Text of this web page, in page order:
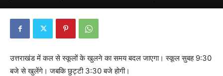
उत्तराखंड में कल से स्कूलों के खुलने का समय बदल जाएगा। स्कूल सुबह 9:30
बजे से खुलेंगे। जबकि छुट्टी 3:30 बजे होगी।